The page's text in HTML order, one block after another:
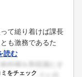
んか？
て縋り着けば課長
も激務であるた
読む
をチェック